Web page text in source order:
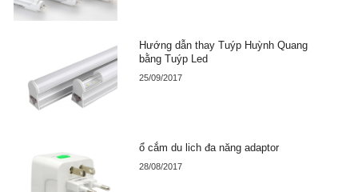
Hướng dẫn thay Tuýp Huỳnh Quang
bằng Tuýp Led
25/09/2017
ổ cắm du lich đa năng adaptor
28/08/2017